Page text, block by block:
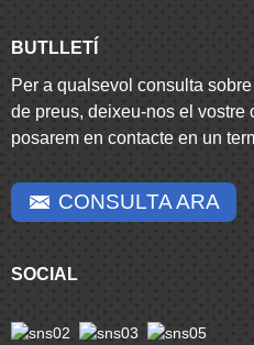
BUTLLETÍ
Per a qualsevol consulta
de preus, deixeu-nos el vostre
posarem en contacte en un
CONSULTA ARA
SOCIAL